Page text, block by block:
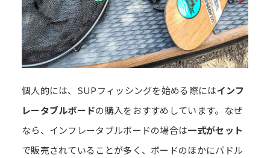
個人的には、SUPフィッシングを始める際にはインフ
レータブルボードの購入をおすすめしています。なぜ
なら、インフレータブルボードの場合は一式がセット
で販売されていることが多く、ボードのほかにパドル